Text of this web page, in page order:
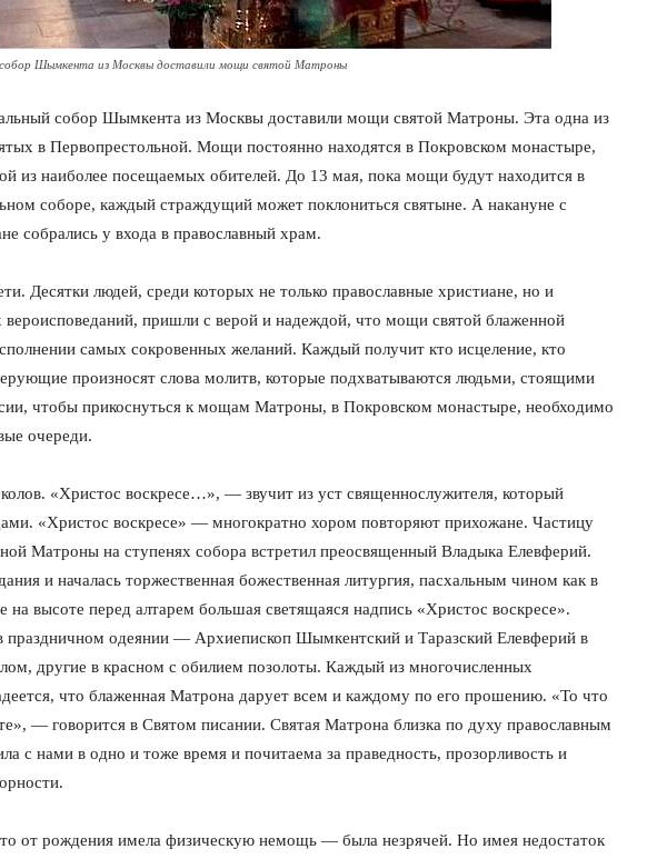
собор Шымкента из Москвы доставили мощи святой Матроны
собор Шымкента из Москвы доставили мощи святой Матроны. Эта одна из
в Первопрестольной. Мощи постоянно находятся в Покровском монастыре,
из наиболее посещаемых обителей. До 13 мая, пока мощи будут находится в
соборе, каждый страждущий может поклониться святыне. А накануне с
собрались у входа в православный храм.
Десятки людей, среди которых не только православные христиане, но и
вероисповеданий, пришли с верой и надеждой, что мощи святой блаженной
самых сокровенных желаний. Каждый получит кто исцеление, кто
произносят слова молитв, которые подхватываются людьми, стоящими
чтобы прикоснуться к мощам Матроны, в Покровском монастыре, необходимо
очереди.
«Христос воскресе…», — звучит из уст священнослужителя, который
«Христос воскресе» — многократно хором повторяют прихожане. Частицу
Матроны на ступенях собора встретил преосвященный Владыка Елевферий.
и началась торжественная божественная литургия, пасхальным чином как в
на высоте перед алтарем большая светящаяся надпись «Христос воскресе».
праздничном одеянии — Архиепископ Шымкентский и Таразский Елевферий в
другие в красном с обилием позолоты. Каждый из многочисленных
что блаженная Матрона дарует всем и каждому по его прошению. «То что
— говорится в Святом писании. Святая Матрона близка по духу православным
с нами в одно и тоже время и почитаема за праведность, прозорливость и
то от рождения имела физическую немощь — была незрячей. Но имея недостаток